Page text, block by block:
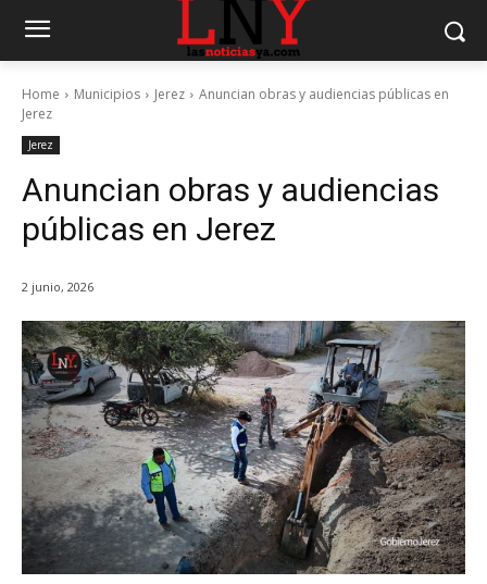
Home Municipios Jerez
Anuncian obras y audiencias públicas en
Jerez
Jerez
Anuncian obras y audiencias
públicas en Jerez
2 junio, 2026